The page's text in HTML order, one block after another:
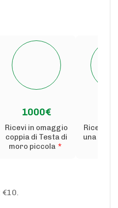
1000€
Ricevi in omaggio
coppia di Testa di
moro piccola *
Ricevi in
una